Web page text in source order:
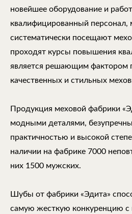
новейшее оборудование и
квалифицированный
систематически посещают
проходят курсы повышения
является решающим фактором
качественных и стильных
Продукция меховой фабрики
модными деталями,
практичностью и высокой
наличии на фабрике 7000
них 1500 мужских.
Шубы от фабрики «Эдита»
самую жесткую конкуренцию